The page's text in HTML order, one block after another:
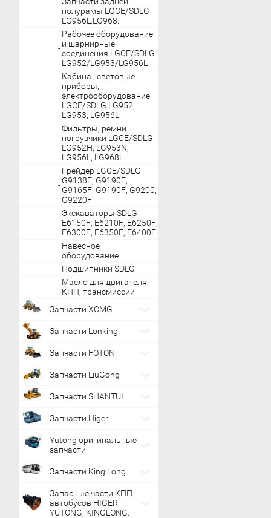
полурамы LGCE/SDLG
LG956L,LG968.
Рабочее оборудование
и шарнирные
соединения LGCE/SDLG
LG952/LG953/LG956L
Кабина , световые
приборы, ,
электрооборудование
LGCE/SDLG LG952,
LG953, LG956L
Фильтры, ремни
погрузчики LGCE/SDLG
LG952H, LG953N,
LG956L, LG968L
Грейдер LGCE/SDLG
G9138F, G9190F,
G9165F, G9190F, G9200,
G9220F
Экскаваторы SDLG
E6150F, E6210F, E6250F,
E6300F, E6350F, E6400F
Навесное
оборудование
Подшипники SDLG
Масло для двигателя,
КПП, трансмиссии
Запчасти XCMG
Запчасти Lonking
Запчасти FOTON
Запчасти LiuGong
Запчасти SHANTUI
Запчасти Higer
Yutong оригинальные
запчасти
Запчасти King Long
Запасные части КПП
автобусов HIGER,
YUTONG, KINGLONG.